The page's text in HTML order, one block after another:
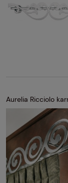
Aurelia Ricciolo